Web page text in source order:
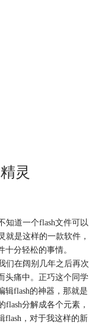
灵
知道一个flash文件可以
就是这样的一款软件，
分轻松的事情。
们在阔别几年之后再次
头痛中。正巧这个同学
辑flash的神器，那就是
分解成各个元素，
flash，对于我这样的新